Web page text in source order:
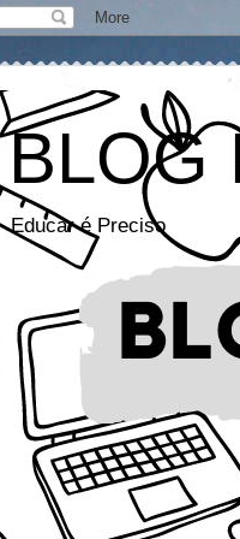
BLOG
Educar é Preciso